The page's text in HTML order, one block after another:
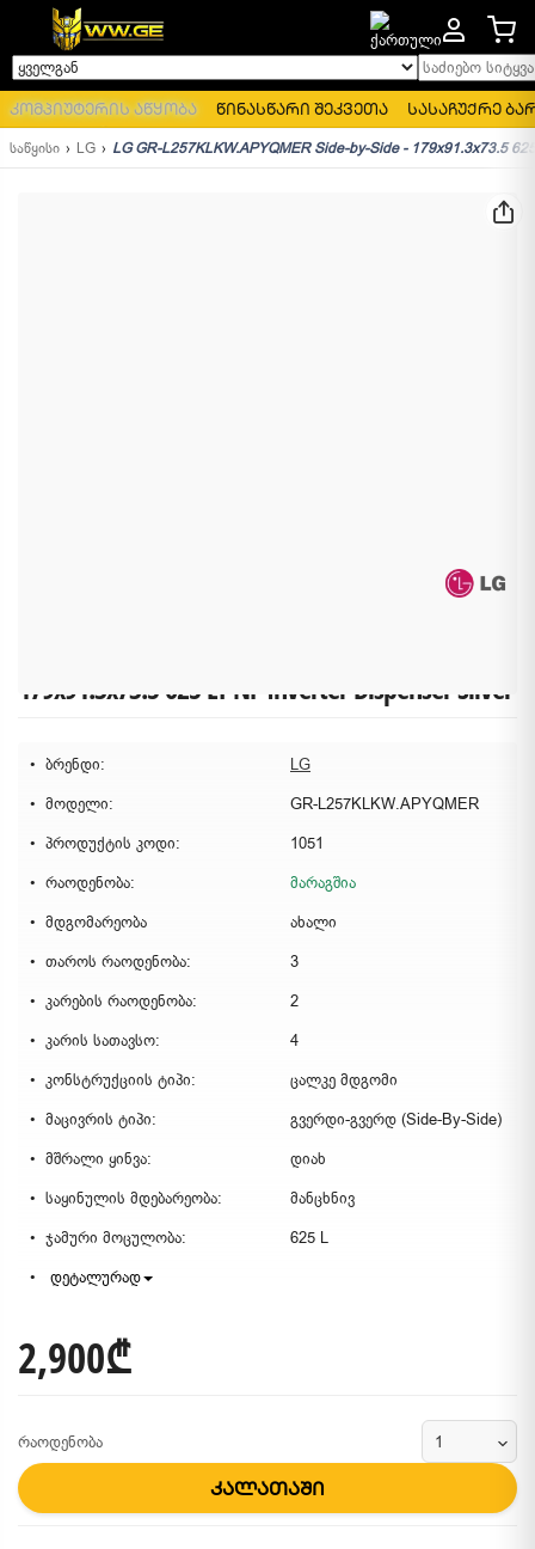
ყველგან საძიებო
კომპიუტერის აწყობა წინასწარი შეკვეთა სასაჩუქრე
საწყისი LG LG GR-L257KLKW.APYQMER Side-by-Side - 179x91.3x73.5
179x91.3x73.5 625 LT NF Inverter Dispenser Silver
ბრენდი:
LG
მოდელი:
GR-L257KLKW.APYQMER
პროდუქტის კოდი:
1051
რაოდენობა:
მარაგშია
მდგომარეობა
ახალი
თაროს რაოდენობა:
3
კარების რაოდენობა:
2
კარის სათავსო:
4
კონსტრუქციის ტიპი:
ცალკე მდგომი
მაცივრის ტიპი:
გვერდი-გვერდ (Side-By-Side)
მშრალი ყინვა:
დიახ
საყინულის მდებარეობა:
მანცხნივ
ჯამური მოცულობა:
625 L
დეტალურად
2,900₾
რაოდენობა
კალათაში